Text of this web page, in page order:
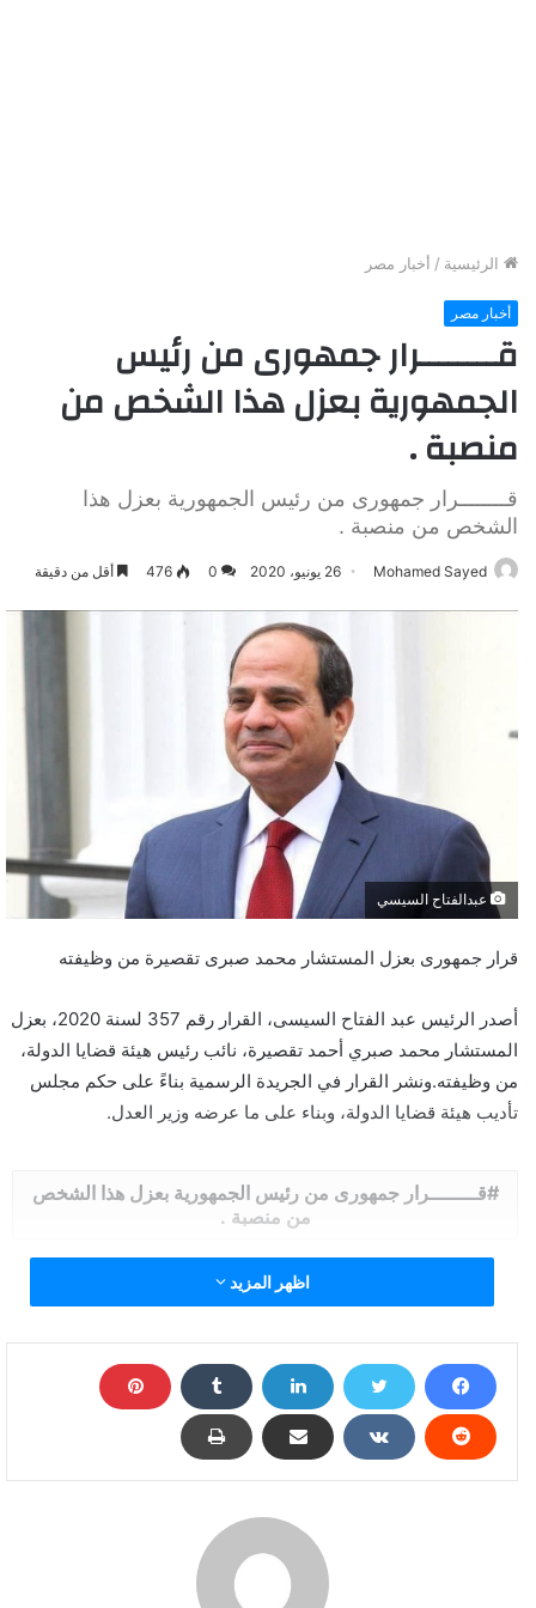
الرئيسية / أخبار مصر
أخبار مصر
قــــــــرار جمهورى من رئيس
الجمهورية بعزل هذا الشخص من
منصبة .
قــــــــرار جمهورى من رئيس الجمهورية بعزل هذا
الشخص من منصبة .
Mohamed Sayed 26 يونيو، 2020 0
476 أقل من دقيقة
عبدالفتاح السيسي
قرار جمهورى بعزل المستشار محمد صبرى تقصيرة من وظيفته
أصدر الرئيس عبد الفتاح السيسى، القرار رقم 357 لسنة 2020، بعزل
المستشار محمد صبري أحمد تقصيرة، نائب رئيس هيئة قضايا الدولة،
من وظيفته.ونشر القرار في الجريدة الرسمية بناءً على حكم مجلس
تأديب هيئة قضايا الدولة، وبناء على ما عرضه وزير العدل.
قــــــــرار جمهورى من رئيس الجمهورية بعزل هذا الشخص
من منصبة .
اظهر المزيد